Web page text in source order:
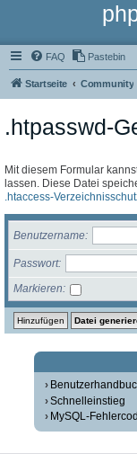
FAQ Pastebin
Startseite Community
.htpasswd-
Mit diesem Formular
lassen. Diese Datei
.htaccess-
Benutzername
Passwort
Markieren
Schnelleinstieg
MySQL-